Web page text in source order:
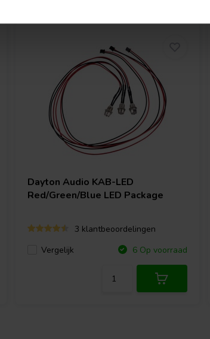
Dayton Audio KAB-LED
Red/Green/Blue LED Package
3 klantbeoordelingen
Vergelijk
6 Op voorraad